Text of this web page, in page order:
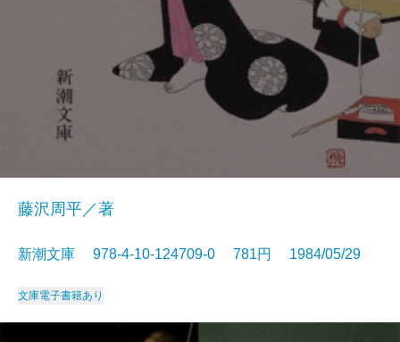
藤沢周平／著
新潮文庫 978-4-10-124709-0 781円 1984/05/29
文庫電子書籍あり